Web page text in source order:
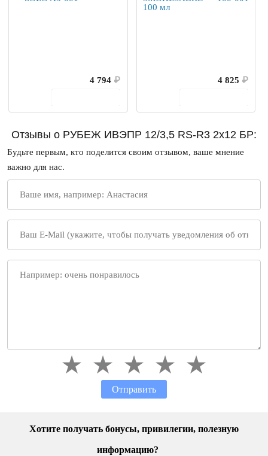
4 794 ₽
4 825 ₽
Отзывы о РУБЕЖ ИВЭПР 12/3,5 RS-R3 2х12 БР:
Будьте первым, кто поделится своим отзывом, ваше мнение
важно для нас.
Отправить
Хотите получать бонусы, привилегии, полезную
информацию?